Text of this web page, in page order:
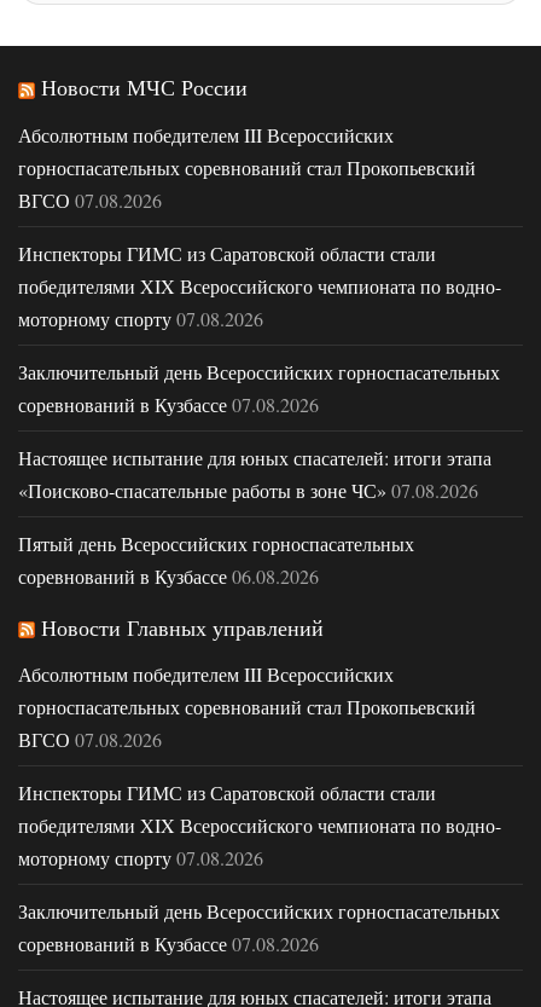
Новости МЧС России
Абсолютным победителем III Всероссийских
горноспасательных соревнований стал Прокопьевский
ВГСО 07.08.2026
Инспекторы ГИМС из Саратовской области стали
победителями XIX Всероссийского чемпионата по водно-
моторному спорту07.08.2026
Заключительный день Всероссийских горноспасательных
соревнований в Кузбассе07.08.2026
Настоящее испытание для юных спасателей: итоги этапа
«Поисково-спасательные работы в зоне ЧС» 07.08.2026
Пятый день Всероссийских горноспасательных
соревнований в Кузбассе06.08.2026
Новости Главных управлений
Абсолютным победителем III Всероссийских
горноспасательных соревнований стал Прокопьевский
ВГСО 07.08.2026
Инспекторы ГИМС из Саратовской области стали
победителями XIX Всероссийского чемпионата по водно-
моторному спорту07.08.2026
Заключительный день Всероссийских горноспасательных
соревнований в Кузбассе07.08.2026
Настоящее испытание для юных спасателей: итоги этапа